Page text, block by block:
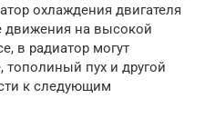
охлаждения двигателя
движения на высокой
в радиатор могут
пух и другой
к следующим